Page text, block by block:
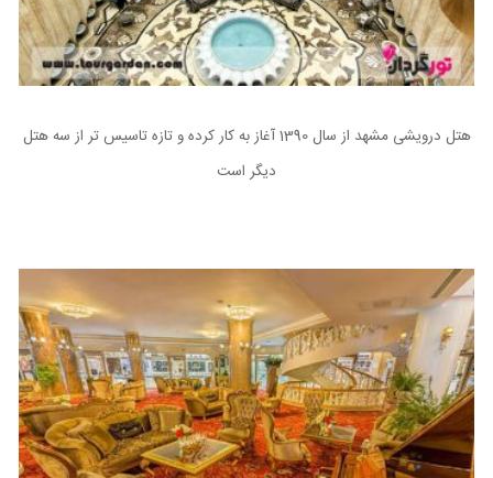
هتل درویشی مشهد از سال 1390 آغاز به کار کرده و تازه تاسیس تر از سه هتل
دیگر است